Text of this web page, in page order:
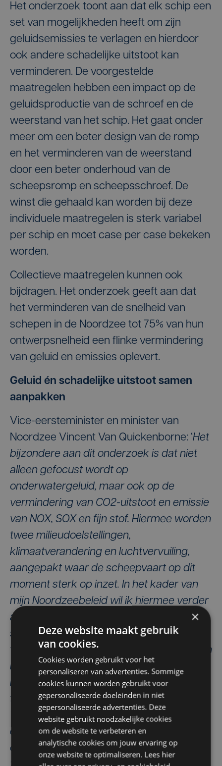
Het onderzoek toont aan dat elk schip een
set van mogelijkheden heeft om zijn
geluidsemissies te verlagen en hierdoor
ook andere schadelijke uitstoot kan
verminderen. De voorgestelde
maatregelen hebben een impact op de
geluidsproductie van de schroef en de
weerstand van het schip. Het gaat onder
meer om een beter design van de romp
en het verminderen van de weerstand
door een beter onderhoud van de
scheepsromp en scheepsschroef. De
winst die gehaald kan worden bij deze
individuele maatregelen is sterk variabel
per schip en moet case per case bekeken
worden.
Collectieve maatregelen kunnen ook
bijdragen. Het onderzoek geeft aan dat
het verminderen van de snelheid van
schepen in de Noordzee tot 75% van hun
ontwerpsnelheid een flinke vermindering
van geluid en emissies oplevert.
Geluid én schadelijke uitstoot samen
aanpakken
Vice-eersteminister en minister van
Noordzee Vincent Van Quickenborne: ‘Het
bijzondere aan dit onderzoek is dat niet
alleen gefocust wordt op
onderwatergeluid, maar ook op de
vermindering van CO2-uitstoot en emissie
van NOX, SOX en fijn stof. Hiermee worden
twee milieudoelstellingen,
klimaatverandering en luchtvervuiling,
aangepakt waar de scheepvaart op dit
moment sterk op inzet. In het kader van
mijn Noordzeebeleid wil ik hiermee verder
aan de slag samen met de sector.
België
speelt hierin op internationaal niveau een
voortrekkersrol en wil nauw samenwerken
met de sector, internationale partners en
ngo’s. Onze ambitie is om de CO2-uitstoot
te verminderen met 55% tegen 2030.
Tegen 2050 streven we naar zero
emissions.Ook inzake de reductie van
onderwatergeluid moeten we ambitieus
×
Deze website maakt gebruik
van cookies.
Cookies worden gebruikt voor het
personaliseren van advertenties. Sommige
cookies kunnen worden gebruikt voor
gepersonaliseerde doeleinden in niet
gepersonaliseerde advertenties. Deze
website gebruikt noodzakelijke cookies
om de website te verbeteren en
analytische cookies om jouw ervaring op
onze website te optimaliseren. Lees hier